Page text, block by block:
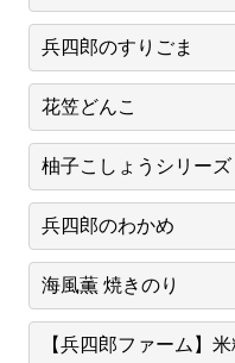
兵四郎のすりごま
花笠どんこ
柚子こしょうシリーズ
兵四郎のわかめ
海風薫 焼きのり
【兵四郎ファーム】